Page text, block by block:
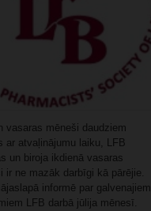
vasaras mēneši daudziem
ar atvaļinājumu laiku, LFB
un biroja ikdienā vasaras
ir ne mazāk darbīgi kā pārējie.
informē par galvenajiem
LFB darbā jūlija mēnesī.